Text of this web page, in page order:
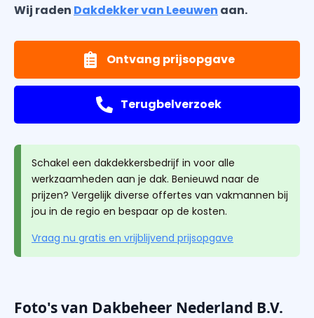
Wij raden Dakdekker van Leeuwen aan.
Ontvang prijsopgave
Terugbelverzoek
Schakel een dakdekkersbedrijf in voor alle
werkzaamheden aan je dak. Benieuwd naar de
prijzen? Vergelijk diverse offertes van vakmannen bij
jou in de regio en bespaar op de kosten.
Vraag nu gratis en vrijblijvend prijsopgave
Foto's van Dakbeheer Nederland B.V.